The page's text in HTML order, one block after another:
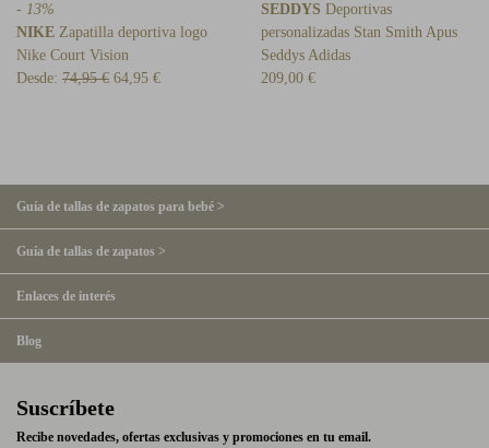
- 13%
NIKE Zapatilla deportiva logo
Nike Court Vision
Desde: 74,95 € 64,95 €
SEDDYS Deportivas
personalizadas Stan Smith Apus
Seddys Adidas
209,00 €
Guía de tallas de zapatos para bebé >
Guía de tallas de zapatos >
Enlaces de interés
Blog
Suscríbete
Recibe novedades, ofertas exclusivas y promociones en tu email.